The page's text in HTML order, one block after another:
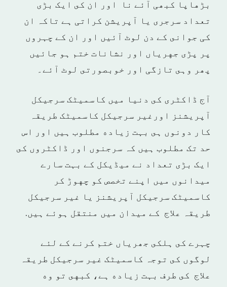
بڑهاپا کبھی آئے نا اور ان كى ايک بڑى
تعداد سرجری يا آپريشن كراتی ہے تاكہ ان
كی جوانى كے دن لوٹ آئيں اور ان كے چہروں
پر پڑى جهرياں اور نشانات ختم ہو جائيں
پھر وہى تازگی اور خوبصورتى لوٹ آئے۔
آج ڈاكٹرى كى دنيا ميں کاسمیٹک سرجیکل
آپریشنز اورغیر سرجیکل کاسمیٹک طریقہ
کار دونوں ہى بہت زياده مطلوب ہيں اور اس
حد تک مطلوب ہيں كہ سرجنوں اور ڈاکٹروں كى
ایک بڑى تعداد نے ميڈيكل كے بہت سارے
ميدانوں ميں اپنے تخصص كو چهوڑ كر
کاسمیٹک سرجیکل آپریشنز يا غیر سرجیکل
طریقہ علاج كے ميدان ميں منتقل ہوئے ہيں.
چہرے كى ہلكى جھریاں ختم كرنے كے لئے
لوگوں كى توجہ کاسمیٹک غير سرجیکل طریقہ
علاج كى طرف بہت زياده ہے، كبهى تو وه